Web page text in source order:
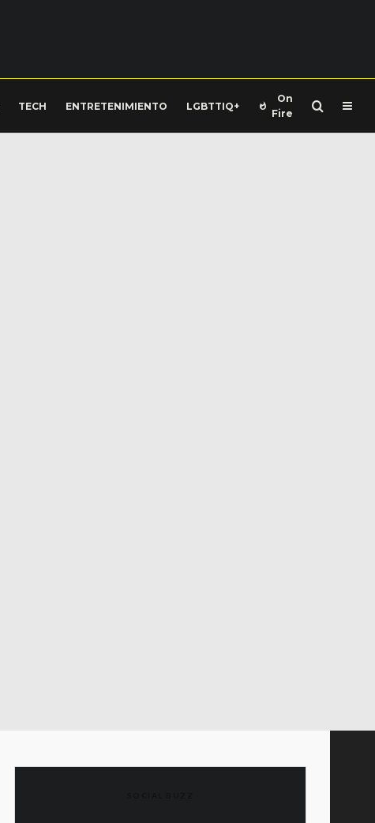
TECH ENTRETENIMIENTO LGBTTIQ+
On
Fire